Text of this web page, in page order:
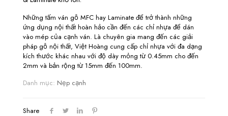
Những tấm ván gỗ MFC hay Laminate để trở thành những
ứng dụng nội thất hoàn hảo cần đến các chỉ nhựa để dán
vào mép của cạnh ván. Là chuyên gia mang đến các giải
pháp gỗ nội thất, Việt Hoàng cung cấp chỉ nhựa với đa dạng
kích thước khác nhau với độ dày mỏng từ 0.45mm cho đến
2mm và bản rộng từ 15mm đến 100mm.
Danh mục: Nẹp cạnh
Share